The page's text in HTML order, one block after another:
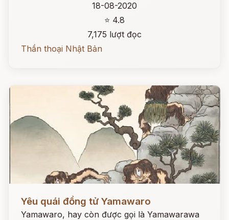
18-08-2020
⭐ 4.8
7,175 lượt đọc
Thần thoại Nhật Bản
Yêu quái đồng tử Yamawaro
Yamawaro, hay còn được gọi là Yamawarawa